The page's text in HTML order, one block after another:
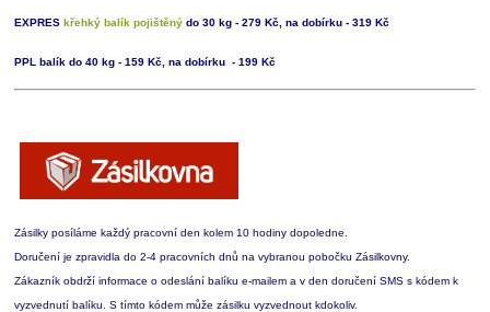
EXPRES křehký balík pojištěný do 30 kg - 279 Kč, na dobírku - 319 Kč
PPL balík do 40 kg - 159 Kč, na dobírku - 199 Kč
Zásilky posíláme každý pracovní den kolem 10 hodiny dopoledne.
Doručení je zpravidla do 2-4 pracovních dnů na vybranou pobočku Zásilkovny.
Zákazník obdrží informace o odeslání balíku e-mailem a v den doručení SMS s kódem k
vyzvednutí balíku. S tímto kódem může zásilku vyzvednout kdokoliv.